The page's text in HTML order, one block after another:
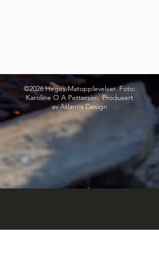
©2026 Heges Matopplevelser. Foto:
Karoline O A Pettersen. Produsert
av Atlantis Design